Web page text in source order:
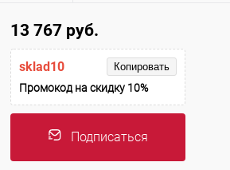
13 767 руб.
sklad10 Копировать
Промокод на скидку 10%
Подписаться